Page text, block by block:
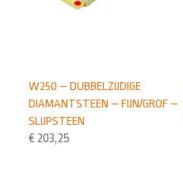
W250 – DUBBELZIJDIGE
DIAMANTSTEEN – FIJN/GROF –
SLIJPSTEEN
€ 203,25